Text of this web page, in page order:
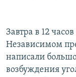
Завтра в 12
Независимом
написали
возбуждения